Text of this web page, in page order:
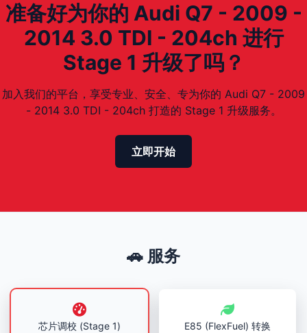
准备好为你的 Audi Q7 - 2009 -
2014 3.0 TDI - 204ch 进行
Stage 1 升级了吗？
加入我们的平台，享受专业、安全、专为你的 Audi Q7 - 2009
- 2014 3.0 TDI - 204ch 打造的 Stage 1 升级服务。
立即开始
🚗 服务
芯片调校 (Stage 1) E85 (FlexFuel) 转换